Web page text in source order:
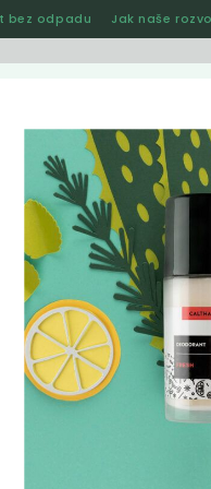
bez odpadu Jak naše
Kosmetika
4